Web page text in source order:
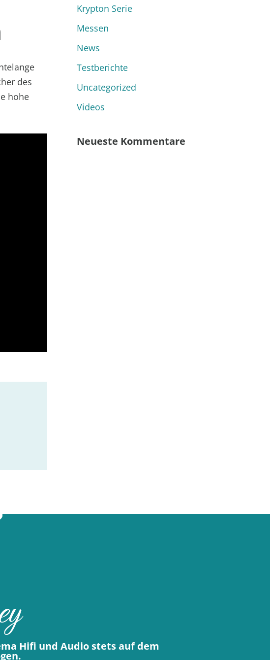
des
hohe
Krypton Serie
Messen
News
Testberichte
Uncategorized
Videos
Neueste Kommentare
Hifi und Audio stets auf dem